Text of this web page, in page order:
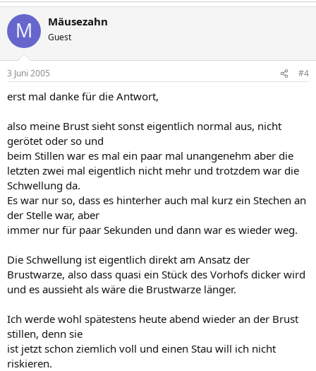
M Mäusezahn
Guest
3 Juni 2005 #4
erst mal danke für die Antwort,
also meine Brust sieht sonst eigentlich normal aus, nicht
gerötet oder so und
beim Stillen war es mal ein paar mal unangenehm aber die
letzten zwei mal eigentlich nicht mehr und trotzdem war die
Schwellung da.
Es war nur so, dass es hinterher auch mal kurz ein Stechen an
der Stelle war, aber
immer nur für paar Sekunden und dann war es wieder weg.
Die Schwellung ist eigentlich direkt am Ansatz der
Brustwarze, also dass quasi ein Stück des Vorhofs dicker wird
und es aussieht als wäre die Brustwarze länger.
Ich werde wohl spätestens heute abend wieder an der Brust
stillen, denn sie
ist jetzt schon ziemlich voll und einen Stau will ich nicht
riskieren.